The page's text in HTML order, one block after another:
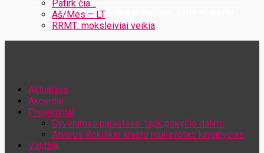
Patirk čia…
Aš/Mes – LT
RRMT: moksleiviai veikia
Jūsų slaptažodis bus atsiųstas Jums el. paštu
Aktualijos
Akcentai
Projektiniai
Gyvenimas paraštėse: tapk pokyčio dalimi
Atvėrus Rokiškio krašto muliavotas lunginyčias
Valdžia